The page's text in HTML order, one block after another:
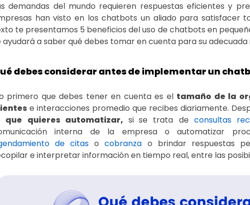
demandas del mundo requieren respuestas eficientes y
han visto en los chatbots un aliado para satisfacer
te presentamos 5 beneficios del uso de chatbots en
ayudará a saber qué debes tomar en cuenta para su
debes considerar antes de implementar un
primero que debes tener en cuenta es el tamaño de la
e interacciones promedio que recibes diariamente.
que quieres automatizar, si se trata deconsultas
interna de la empresa o automatizar
de citas ocobranza o brindar respuestas
e interpretar información en tiempo real, entre las